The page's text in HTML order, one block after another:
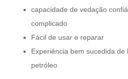
capacidade de vedação
complicado
Fácil de usar e reparar
Experiência bem sucedida
petróleo